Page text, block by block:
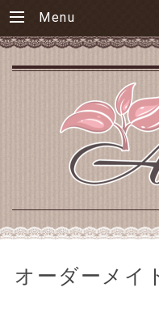
Menu
オーダーメイ